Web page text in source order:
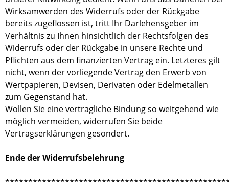
Wirksamwerden des Widerrufs oder der Rückgabe
bereits zugeflossen ist, tritt Ihr Darlehensgeber im
Verhältnis zu Ihnen hinsichtlich der Rechtsfolgen des
Widerrufs oder der Rückgabe in unsere Rechte und
Pflichten aus dem finanzierten Vertrag ein. Letzteres gilt
nicht, wenn der vorliegende Vertrag den Erwerb von
Wertpapieren, Devisen, Derivaten oder Edelmetallen
zum Gegenstand hat.
Wollen Sie eine vertragliche Bindung so weitgehend wie
möglich vermeiden, widerrufen Sie beide
Vertragserklärungen gesondert.
Ende der Widerrufsbelehrung